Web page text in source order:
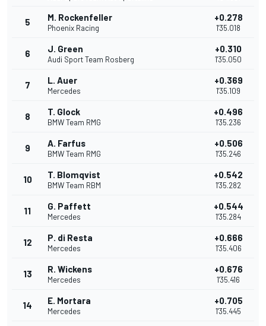
5 M. Rockenfeller
Phoenix Racing
+0.278
1'35.018
6 J. Green
Audi Sport Team Rosberg
+0.310
1'35.050
7 L. Auer
Mercedes
+0.369
1'35.109
8 T. Glock
BMW Team RMG
+0.496
1'35.236
9 A. Farfus
BMW Team RMG
+0.506
1'35.246
10 T. Blomqvist
BMW Team RBM
+0.542
1'35.282
11 G. Paffett
Mercedes
+0.544
1'35.284
12 P. di Resta
Mercedes
+0.666
1'35.406
13 R. Wickens
Mercedes
+0.676
1'35.416
14 E. Mortara
Mercedes
+0.705
1'35.445